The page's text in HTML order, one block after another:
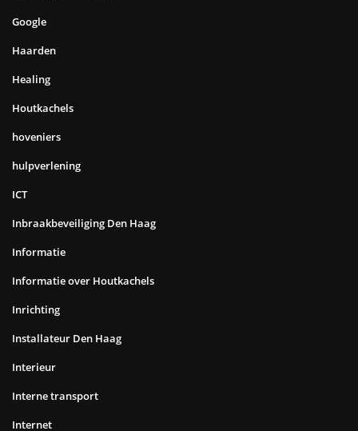
Google
Haarden
Healing
Houtkachels
hoveniers
hulpverlening
ICT
Inbraakbeveiliging Den Haag
Informatie
Informatie over Houtkachels
Inrichting
Installateur Den Haag
Interieur
Interne transport
Internet